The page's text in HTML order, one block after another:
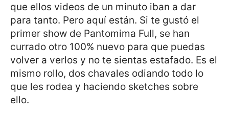
que ellos videos de un minuto iban a dar
para tanto. Pero aquí están. Si te gustó el
primer show de Pantomima Full, se han
currado otro 100% nuevo para que puedas
volver a verlos y no te sientas estafado. Es el
mismo rollo, dos chavales odiando todo lo
que les rodea y haciendo sketches sobre
ello.